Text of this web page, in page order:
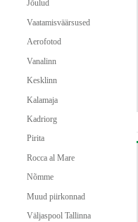
Jõulud
Vaatamisväärsused
Aerofotod
Vanalinn
Kesklinn
Kalamaja
Kadriorg
Pirita
Rocca al Mare
Nõmme
Muud piirkonnad
Väljaspool Tallinna